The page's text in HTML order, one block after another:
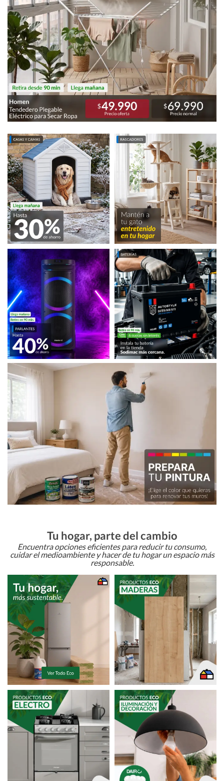
Tu hogar, parte del cambio
Encuentra opciones eficientes para reducir tu consumo,
cuidar el medioambiente y hacer de tu hogar un espacio más
responsable.